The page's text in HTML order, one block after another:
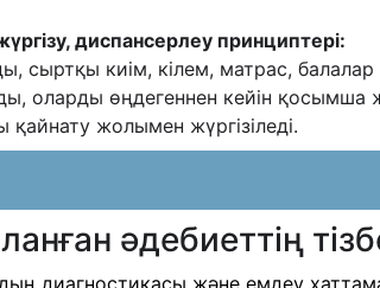
диспансерлеу принциптері:
сыртқы киім, кілем, матрас,
оларды өңдегеннен кейін қосымша
қайнату жолымен жүргізіледі.
әдебиеттің